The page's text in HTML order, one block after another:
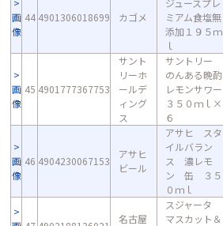
画
像
44 4901306018699 カゴメ
ジュースプレ
ミアム食塩無
添加１９５ｍ
ｌ
画
像
45 4901777367753
サント
リーホ
ールデ
ィング
ス
サントリー
のんある晩酌
レモンサワー
３５０ｍｌ×
６
画
像
46 4904230067153
アサヒ
ビール
アサヒ スタ
イルバラン
ス 濃レモ
ン 缶 ３５
０ｍｌ
名古屋
スジャータ
マスカット＆